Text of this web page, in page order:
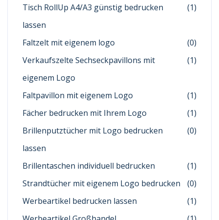
Tisch RollUp A4/A3 günstig bedrucken
lassen
(1)
Faltzelt mit eigenem logo
(0)
Verkaufszelte Sechseckpavillons mit
eigenem Logo
(1)
Faltpavillon mit eigenem Logo
(1)
Fächer bedrucken mit Ihrem Logo
(1)
Brillenputztücher mit Logo bedrucken
lassen
(0)
Brillentaschen individuell bedrucken
(1)
Strandtücher mit eigenem Logo bedrucken
(0)
Werbeartikel bedrucken lassen
(1)